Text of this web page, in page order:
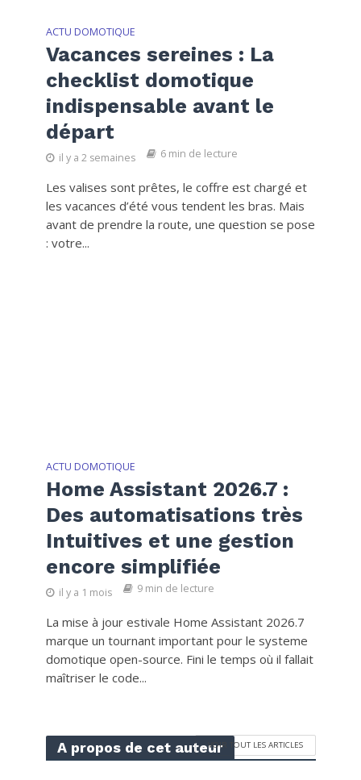
ACTU DOMOTIQUE
Vacances sereines : La
checklist domotique
indispensable avant le
départ
il y a 2 semaines 6 min de lecture
Les valises sont prêtes, le coffre est chargé et
les vacances d’été vous tendent les bras. Mais
avant de prendre la route, une question se pose
: votre...
ACTU DOMOTIQUE
Home Assistant 2026.7 :
Des automatisations très
Intuitives et une gestion
encore simplifiée
il y a 1 mois 9 min de lecture
La mise à jour estivale Home Assistant 2026.7
marque un tournant important pour le systeme
domotique open-source. Fini le temps où il fallait
maîtriser le code...
A propos de cet auteurVOIR TOUT LES ARTICLES